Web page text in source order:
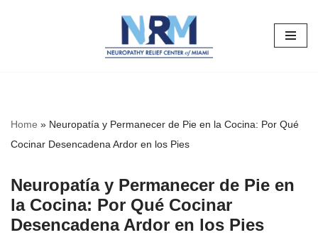
Home » Neuropatía y Permanecer de Pie en la Cocina: Por Qué
Cocinar Desencadena Ardor en los Pies
Neuropatía y Permanecer de Pie en
la Cocina: Por Qué Cocinar
Desencadena Ardor en los Pies